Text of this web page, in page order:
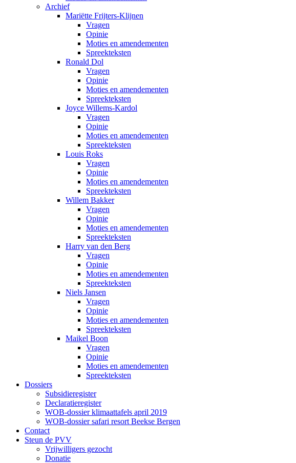
Archief
Mariëtte Frijters-Klijnen
Vragen
Opinie
Moties en amendementen
Spreekteksten
Ronald Dol
Vragen
Opinie
Moties en amendementen
Spreekteksten
Joyce Willems-Kardol
Vragen
Opinie
Moties en amendementen
Spreekteksten
Louis Roks
Vragen
Opinie
Moties en amendementen
Spreekteksten
Willem Bakker
Vragen
Opinie
Moties en amendementen
Spreekteksten
Harry van den Berg
Vragen
Opinie
Moties en amendementen
Spreekteksten
Niels Jansen
Vragen
Opinie
Moties en amendementen
Spreekteksten
Maikel Boon
Vragen
Opinie
Moties en amendementen
Spreekteksten
Dossiers
Subsidieregister
Declaratieregister
WOB-dossier klimaattafels april 2019
WOB-dossier safari resort Beekse Bergen
Contact
Steun de PVV
Vrijwilligers gezocht
Donatie